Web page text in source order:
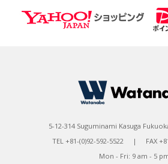
5-12-314 Suguminami Kasuga
TEL +81-(0)92-592-5522 | FAX
Mon - Fri: 9 am - 5